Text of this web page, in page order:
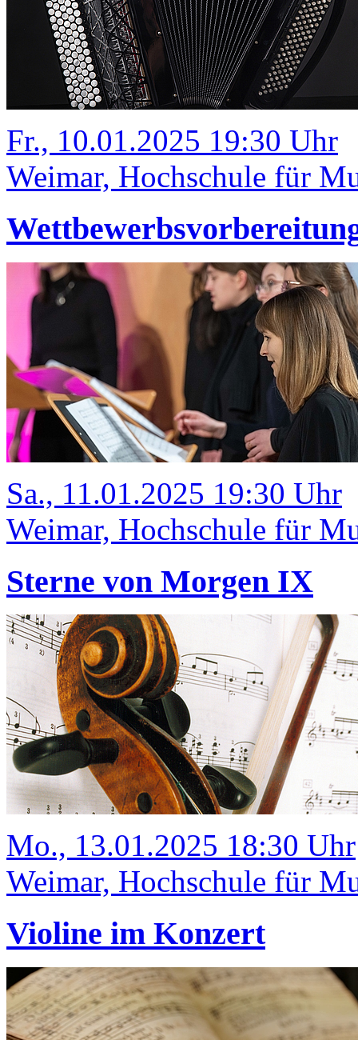
Fr., 10.01.2025 19:30 Uhr
Weimar, Hochschule für
Sa., 11.01.2025 19:30 Uhr
Weimar, Hochschule für
Sterne von Morgen IX
Mo., 13.01.2025 18:30 Uhr
Weimar, Hochschule für
Violine im Konzert